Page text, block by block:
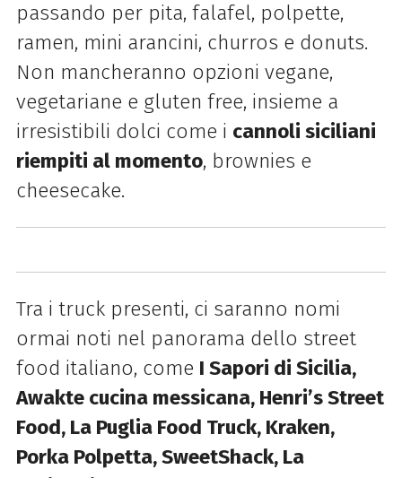
passando per pita, falafel, polpette,
ramen, mini arancini, churros e donuts.
Non mancheranno opzioni vegane,
vegetariane e gluten free, insieme a
irresistibili dolci come i cannoli siciliani
riempiti al momento, brownies e
cheesecake.
Tra i truck presenti, ci saranno nomi
ormai noti nel panorama dello street
food italiano, come I Sapori di Sicilia,
Awakte cucina messicana, Henri’s Street
Food, La Puglia Food Truck, Kraken,
Porka Polpetta, SweetShack, La